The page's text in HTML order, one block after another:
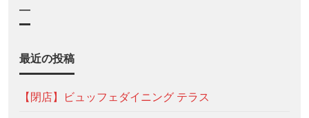
—
最近の投稿
【閉店】ビュッフェダイニング テラス